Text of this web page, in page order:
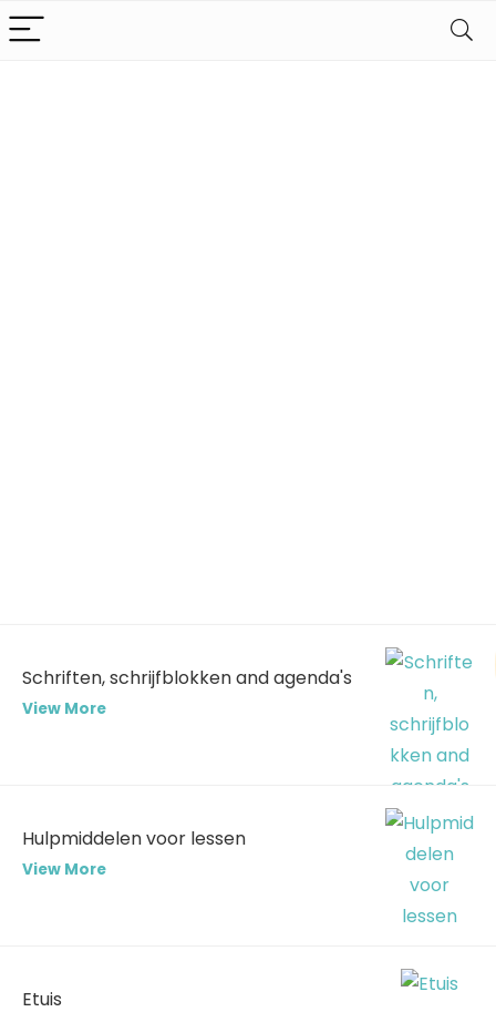
Schriften, schrijfblokken and agenda's
View More
Hulpmiddelen voor lessen
View More
Etuis